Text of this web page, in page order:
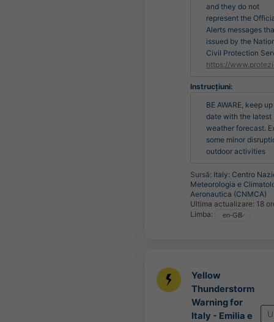
and they do not
represent the
Alerts messages
issued by the
Civil Protection
https://
Instrucțiuni:
BE AWARE, keep
date with the latest
weather forecast.
some minor
outdoor activities
Sursă: Italy: Centro
Meteorologia e
Aeronautica (CNMCA)
Ultima actualizare: 18
Limba:
Yellow
Thunderstorm
Warning for
Italy - Emilia e